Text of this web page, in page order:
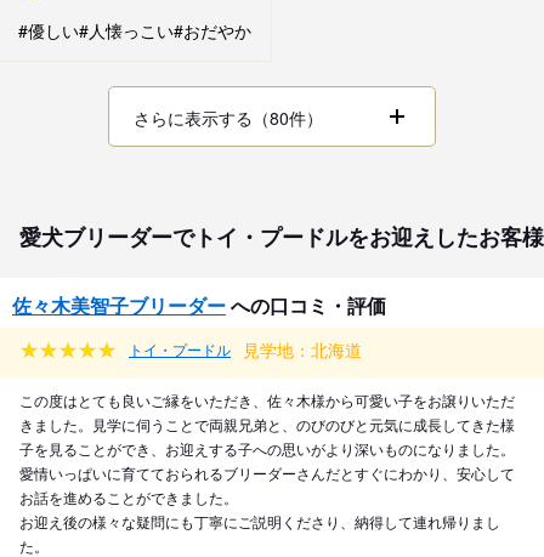
#優しい#人懐っこい#おだやか
さらに表示する（80件）
愛犬ブリーダーでトイ・プードルをお迎えしたお客
佐々木美智子ブリーダーへの口コミ・評価
トイ・プードル 見学地：北海道
この度はとても良いご縁をいただき、佐々木様から可愛い子をお譲りいただ
きました。見学に伺うことで両親兄弟と、のびのびと元気に成長してきた様
子を見ることができ、お迎えする子への思いがより深いものになりました。
愛情いっぱいに育てておられるブリーダーさんだとすぐにわかり、安心して
お話を進めることができました。
お迎え後の様々な疑問にも丁寧にご説明くださり、納得して連れ帰りまし
た。